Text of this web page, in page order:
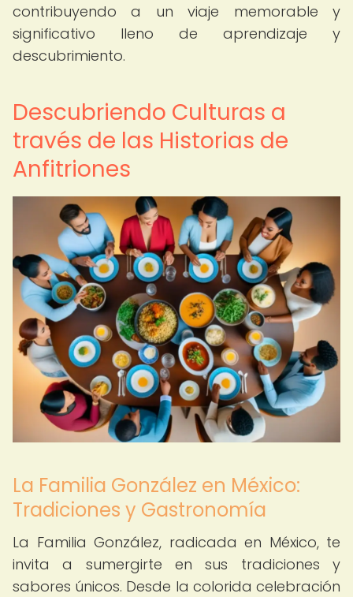
contribuyendo a un viaje memorable y
significativo lleno de aprendizaje y
descubrimiento.
Descubriendo Culturas a
través de las Historias de
Anfitriones
La Familia González en México:
Tradiciones y Gastronomía
La Familia González, radicada en México, te
invita a sumergirte en sus tradiciones y
sabores únicos. Desde la colorida celebración